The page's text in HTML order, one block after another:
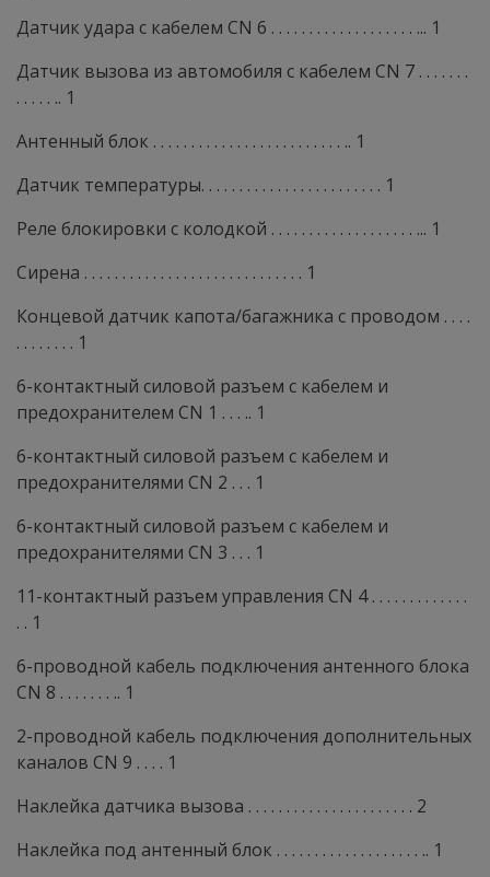
Датчик удара с кабелем CN 6 . . . . . . . . . . . . . . . . . . . ... 1
Датчик вызова из автомобиля с кабелем CN 7 . . . . . . .
. . . . . .. 1
Антенный блок . . . . . . . . . . . . . . . . . . . . . . . . . .. 1
Датчик температуры. . . . . . . . . . . . . . . . . . . . . . . . 1
Реле блокировки с колодкой . . . . . . . . . . . . . . . . . . . ... 1
Сирена . . . . . . . . . . . . . . . . . . . . . . . . . . . . . 1
Концевой датчик капота/багажника с проводом . . . .
. . . . . . . . 1
6-контактный силовой разъем с кабелем и
предохранителем CN 1 . . . .. 1
6-контактный силовой разъем с кабелем и
предохранителями CN 2 . . . 1
6-контактный силовой разъем с кабелем и
предохранителями CN 3 . . . 1
11-контактный разъем управления CN 4 . . . . . . . . . . . . .
. . 1
6-проводной кабель подключения антенного блока
CN 8 . . . . . . . .. 1
2-проводной кабель подключения дополнительных
каналов CN 9 . . . . 1
Наклейка датчика вызова . . . . . . . . . . . . . . . . . . . . . . 2
Наклейка под антенный блок . . . . . . . . . . . . . . . . . . . .. 1